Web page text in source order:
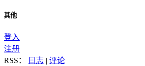
其他
登入
注册
RSS：
日志 | 评论